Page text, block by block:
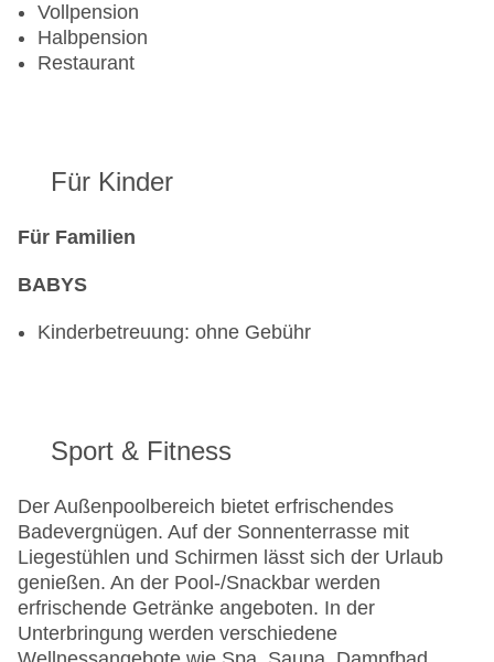
Vollpension
Halbpension
Restaurant
Für Kinder
Für Familien
BABYS
Kinderbetreuung: ohne Gebühr
Sport & Fitness
Der Außenpoolbereich bietet erfrischendes
Badevergnügen. Auf der Sonnenterrasse mit
Liegestühlen und Schirmen lässt sich der Urlaub
genießen. An der Pool-/Snackbar werden
erfrischende Getränke angeboten. In der
Unterbringung werden verschiedene